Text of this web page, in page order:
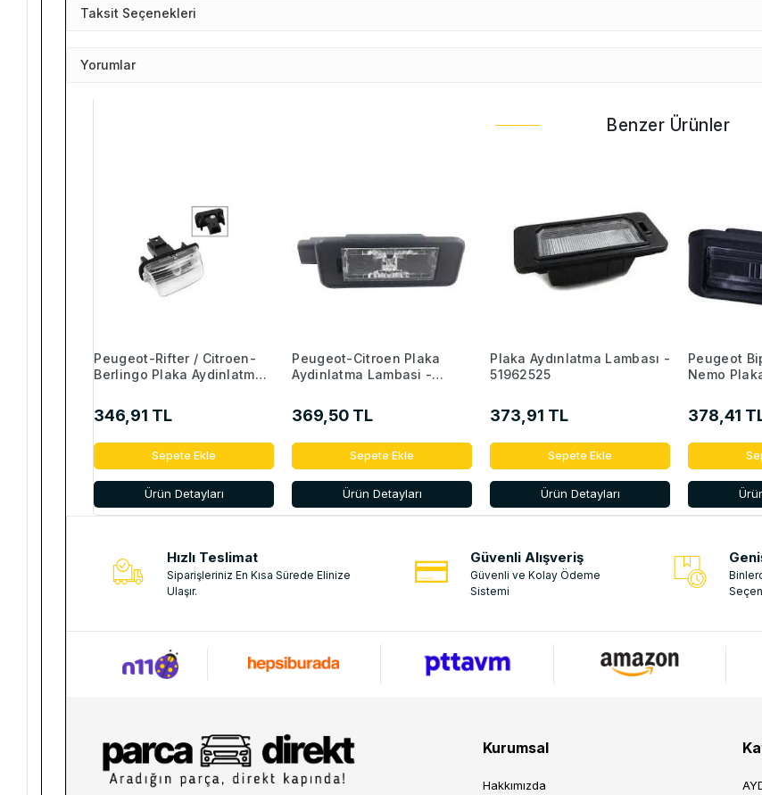
Taksit Seçenekleri
Yorumlar
Benzer Ürünler
Peugeot-Rifter / Citroen-
Berlingo Plaka Aydinlatma
346,91 TL
Sepete Ekle
Ürün Detayları
Peugeot-Citroen Plaka
Aydinlatma Lambasi -
369,50 TL
Sepete Ekle
Ürün Detayları
Plaka Aydınlatma Lambası -
51962525
373,91 TL
Sepete Ekle
Ürün Detayları
Peugeot
Nemo
378,41
Hızlı Teslimat
Siparişleriniz En Kısa Sürede Elinize
Ulaşır.
Güvenli Alışveriş
Güvenli ve Kolay Ödeme
Sistemi
Kurumsal
Hakkımızda